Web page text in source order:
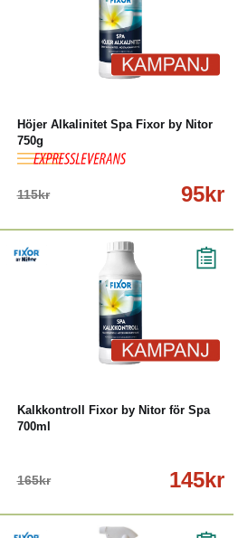
Höjer Alkalinitet Spa Fixor by Nitor
750g
115kr 95kr
Köp Läs mer
Kalkkontroll Fixor by Nitor för Spa
700ml
165kr 145kr
Köp Läs mer